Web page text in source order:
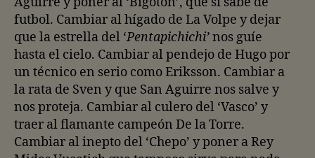
futbol. Cambiar al hígado de La Volpe y dejar
que la estrella del ‘Pentapichichi’nos guíe
hasta el cielo. Cambiar al pendejo de Hugo por
un técnico en serio como Eriksson. Cambiar a
la rata de Sven y que San Aguirre nos salve y
nos proteja. Cambiar al culero del ‘Vasco’ y
traer al flamante campeón De la Torre.
Cambiar al inepto del ‘Chepo’ y poner a Rey